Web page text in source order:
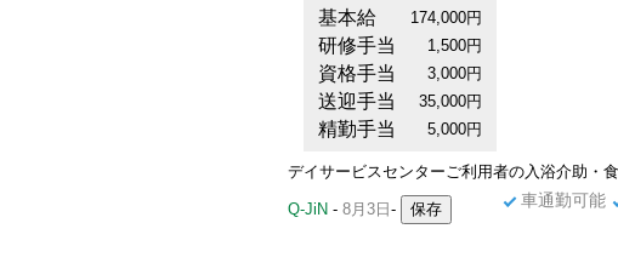
基本給 174,000円
研修手当 1,500円
資格手当 3,000円
送迎手当 35,000円
精勤手当 5,000円
デイサービスセンターご利用者の入浴介助・
Q-JiN - 8月3日 - 車通勤可能